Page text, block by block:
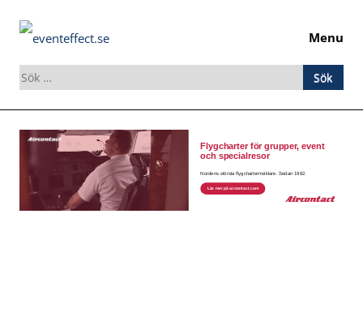
Menu
Sök
efter:
Skip
content